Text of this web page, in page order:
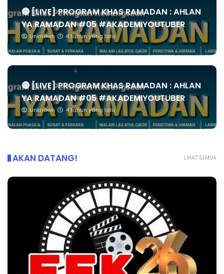
🔴 [LIVE] PROGRAM KHAS RAMADAN : AHLAN
YA RAMADAN #05 #AKADEMIYOUTUBER
Unknown 4 tahun yang lalu
🔴 [LIVE] PROGRAM KHAS RAMADAN : AHLAN
YA RAMADAN #05 #AKADEMIYOUTUBER
Unknown 4 tahun yang lalu
LIHAT SEMUA
AKAN DATANG!